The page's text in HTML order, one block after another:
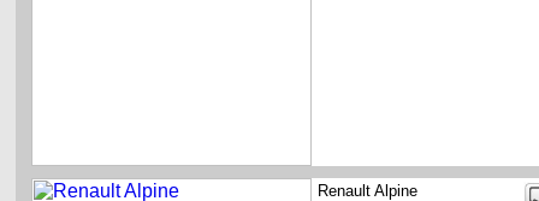
Renault Alpine